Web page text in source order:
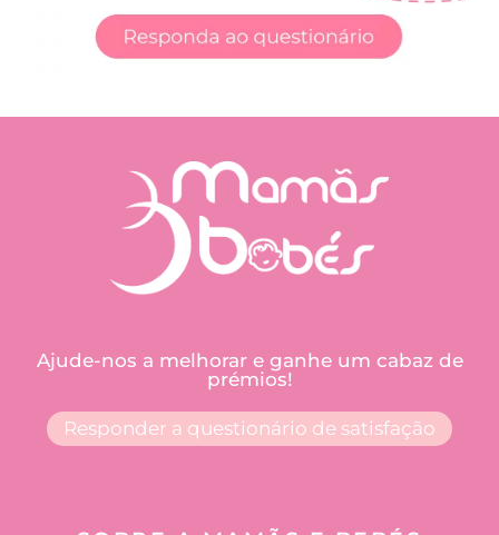
Ajude-nos a melhorar e ganhe um cabaz de
prémios!
Responder a questionário de satisfação